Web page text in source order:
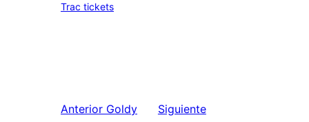
Trac tickets
Anterior Goldy
Siguiente